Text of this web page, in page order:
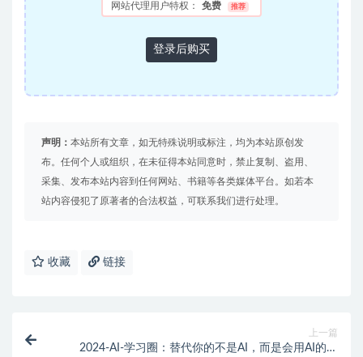
网站代理用户特权： 免费 推荐
登录后购买
声明： 本站所有文章，如无特殊说明或标注，均为本站原创发
布。任何个人或组织，在未征得本站同意时，禁止复制、盗用、
采集、发布本站内容到任何网站、书籍等各类媒体平台。如若本
站内容侵犯了原著者的合法权益，可联系我们进行处理。
收藏 链接
上一篇
2024-AI-学习圈：替代你的不是AI，而是会用AI的同